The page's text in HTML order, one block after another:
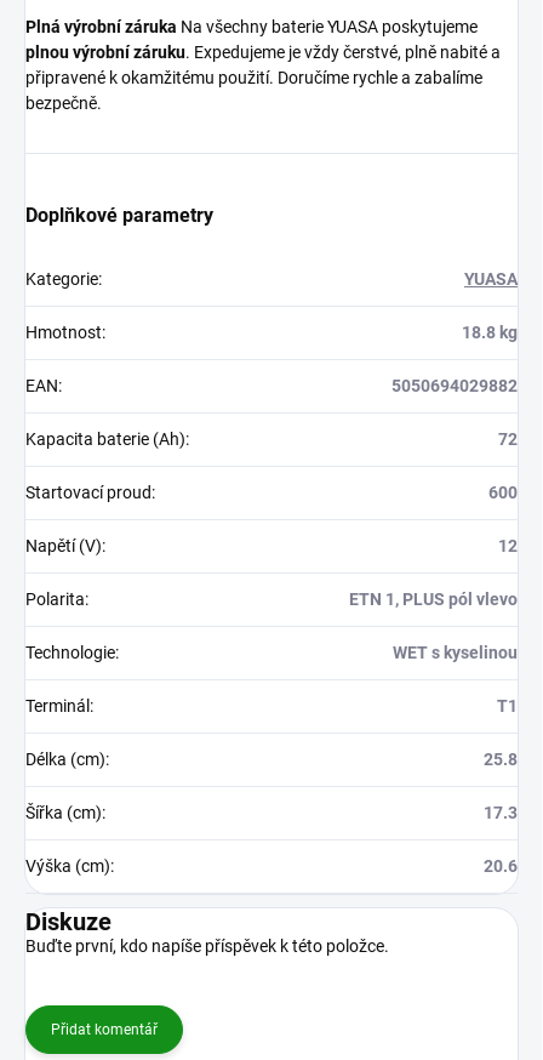
Plná výrobní záruka Na všechny baterie YUASA poskytujeme
plnou výrobní záruku. Expedujeme je vždy čerstvé, plně nabité a
připravené k okamžitému použití. Doručíme rychle a zabalíme
bezpečně.
Doplňkové parametry
Kategorie: YUASA
Hmotnost: 18.8 kg
EAN: 5050694029882
Kapacita baterie (Ah): 72
Startovací proud: 600
Napětí (V): 12
Polarita: ETN 1, PLUS pól vlevo
Technologie: WET s kyselinou
Terminál : T1
Délka (cm): 25.8
Šířka (cm): 17.3
Výška (cm): 20.6
Diskuze
Buďte první, kdo napíše příspěvek k této položce.
Přidat komentář